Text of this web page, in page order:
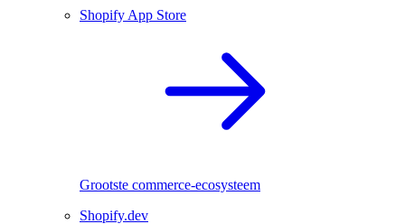
Shopify App Store
Grootste commerce-ecosysteem
Shopify.dev